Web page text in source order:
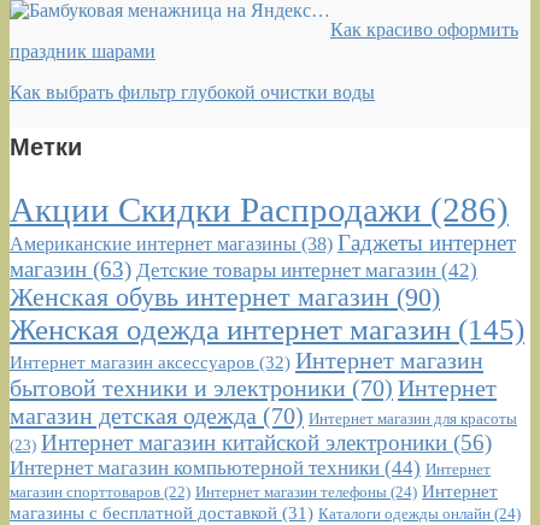
Как красиво оформить
праздник шарами
Как выбрать фильтр глубокой очистки воды
Метки
Акции Скидки Распродажи (286)
Американские интернет магазины (38) Гаджеты интернет
магазин (63) Детские товары интернет магазин (42)
Женская обувь интернет магазин (90)
Женская одежда интернет магазин (145)
Интернет магазин аксессуаров (32) Интернет магазин
бытовой техники и электроники (70) Интернет
магазин детская одежда (70) Интернет магазин для красоты
(23) Интернет магазин китайской электроники (56)
Интернет магазин компьютерной техники (44) Интернет
магазин спорттоваров (22) Интернет магазин телефоны (24) Интернет
магазины с бесплатной доставкой (31) Каталоги одежды онлайн (24)